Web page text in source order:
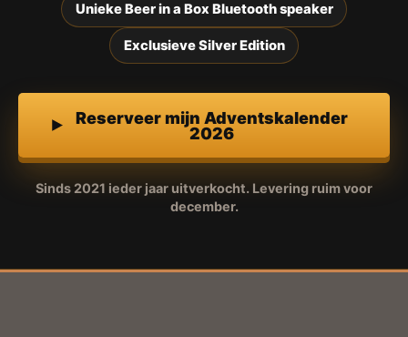
Unieke Beer in a Box Bluetooth speaker
Exclusieve Silver Edition
Reserveer mijn Adventskalender
2026
Sinds 2021 ieder jaar uitverkocht. Levering ruim voor
december.